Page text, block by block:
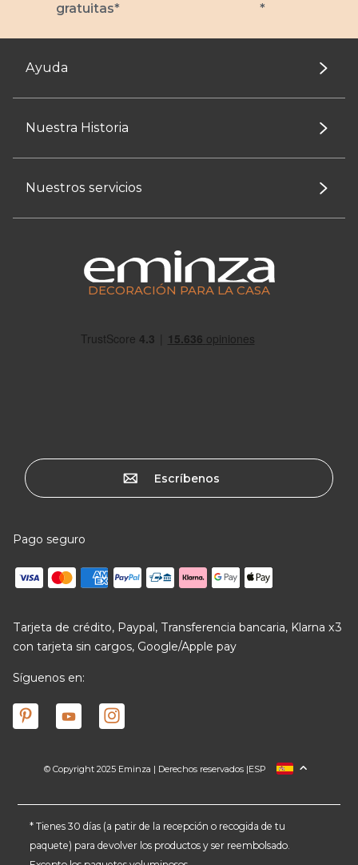
gratuitas*
*
Ayuda
Nuestra Historia
Nuestros servicios
DECORACIÓN PARA LA CASA
Escríbenos
Pago seguro
Tarjeta de crédito, Paypal, Transferencia bancaria, Klarna x3
con tarjeta sin cargos, Google/Apple pay
Síguenos en:
© Copyright 2025 Eminza | Derechos reservados |
FRANCIA
ALEMANIA
PAÍSES BAJOS
ESP
* Tienes 30 días (a patir de la recepción o recogida de tu
paquete) para devolver los productos y ser reembolsado.